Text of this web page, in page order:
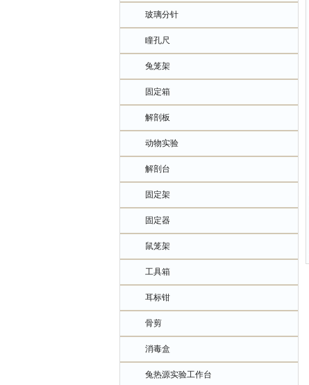
玻璃分针
瞳孔尺
兔笼架
固定箱
解剖板
动物实验
解剖台
固定架
固定器
鼠笼架
工具箱
耳标钳
骨剪
消毒盒
兔热源实验工作台